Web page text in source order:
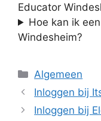
Educator
Hoe kan ik
Windesheim?
Categorieën
Algemeen
Inloggen bij
Inloggen bij